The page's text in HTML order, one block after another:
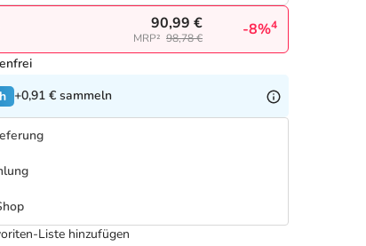
90,99 €
MRP² 98,78 € -8%4
+0,91 € sammeln
Liste hinzufügen